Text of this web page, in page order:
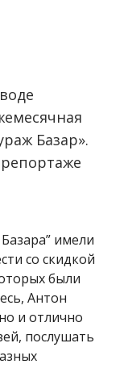
Базар».
имели
со скидкой
были
Антон
и отлично
послушать